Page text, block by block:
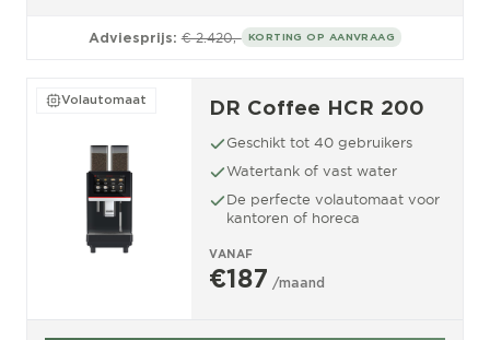
Adviesprijs: € 2.420,- KORTING OP AANVRAAG
Volautomaat DR Coffee HCR 200
Geschikt tot 40 gebruikers
Watertank of vast water
De perfecte volautomaat voor
kantoren of horeca
VANAF
€187 /maand